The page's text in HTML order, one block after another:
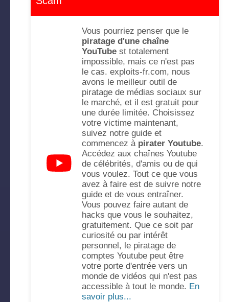
Vous pourriez penser que le
piratage d'une chaîne
YouTube st totalement
impossible, mais ce n'est pas
le cas. exploits-fr.com, nous
avons le meilleur outil de
piratage de médias sociaux sur
le marché, et il est gratuit pour
une durée limitée. Choisissez
votre victime maintenant,
suivez notre guide et
commencez à pirater Youtube.
Accédez aux chaînes Youtube
de célébrités, d'amis ou de qui
vous voulez. Tout ce que vous
avez à faire est de suivre notre
guide et de vous entraîner.
Vous pouvez faire autant de
hacks que vous le souhaitez,
gratuitement. Que ce soit par
curiosité ou par intérêt
personnel, le piratage de
comptes Youtube peut être
votre porte d'entrée vers un
monde de vidéos qui n'est pas
accessible à tout le monde. En
savoir plus...